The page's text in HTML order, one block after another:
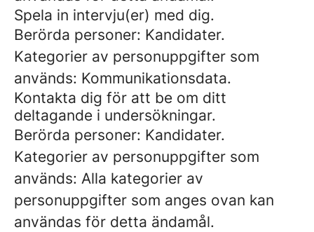
Spela in intervju(er) med dig.
Berörda personer: Kandidater.
Kategorier av personuppgifter som
används: Kommunikationsdata.
Kontakta dig för att be om ditt
deltagande i undersökningar.
Berörda personer: Kandidater.
Kategorier av personuppgifter som
används: Alla kategorier av
personuppgifter som anges ovan kan
användas för detta ändamål.